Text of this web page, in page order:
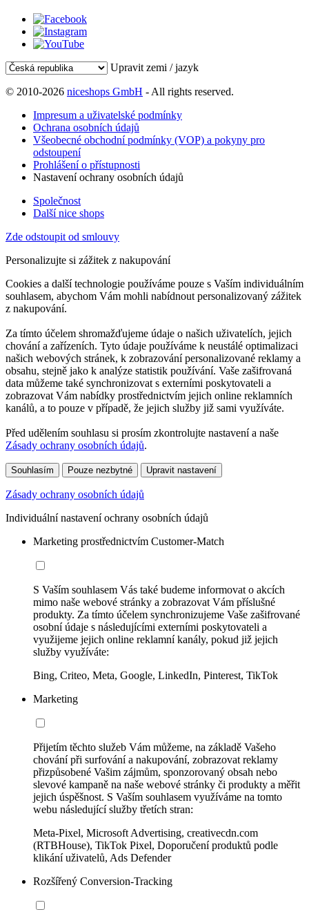
Upravit zemi / jazyk
© 2010-2026 niceshops GmbH - All rights reserved.
Impresum a uživatelské podmínky
Ochrana osobních údajů
Všeobecné obchodní podmínky (VOP) a pokyny pro
odstoupení
Prohlášení o přístupnosti
Nastavení ochrany osobních údajů
Společnost
Další nice shops
Zde odstoupit od smlouvy
Personalizujte si zážitek z nakupování
Cookies a další technologie používáme pouze s Vaším individuálním
souhlasem, abychom Vám mohli nabídnout personalizovaný zážitek
z nakupování.
Za tímto účelem shromažďujeme údaje o našich uživatelích, jejich
chování a zařízeních. Tyto údaje používáme k neustálé optimalizaci
našich webových stránek, k zobrazování personalizované reklamy a
obsahu, stejně jako k analýze statistik používání. Vaše zašifrovaná
data můžeme také synchronizovat s externími poskytovateli a
zobrazovat Vám nabídky prostřednictvím jejich online reklamních
kanálů, a to pouze v případě, že jejich služby již sami využíváte.
Před udělením souhlasu si prosím zkontrolujte nastavení a naše
Zásady ochrany osobních údajů.
Souhlasím Pouze nezbytné Upravit nastavení
Zásady ochrany osobních údajů
Individuální nastavení ochrany osobních údajů
Marketing prostřednictvím Customer-Match
S Vaším souhlasem Vás také budeme informovat o akcích
mimo naše webové stránky a zobrazovat Vám příslušné
produkty. Za tímto účelem synchronizujeme Vaše zašifrované
osobní údaje s následujícími externími poskytovateli a
využijeme jejich online reklamní kanály, pokud již jejich
služby využíváte:
Bing, Criteo, Meta, Google, LinkedIn, Pinterest, TikTok
Marketing
Přijetím těchto služeb Vám můžeme, na základě Vašeho
chování při surfování a nakupování, zobrazovat reklamy
přizpůsobené Vašim zájmům, sponzorovaný obsah nebo
slevové kampaně na naše webové stránky či produkty a měřit
jejich úspěšnost. S Vaším souhlasem využíváme na tomto
webu následující služby třetích stran:
Meta-Pixel, Microsoft Advertising, creativecdn.com
(RTBHouse), TikTok Pixel, Doporučení produktů podle
klikání uživatelů, Ads Defender
Rozšířený Conversion-Tracking